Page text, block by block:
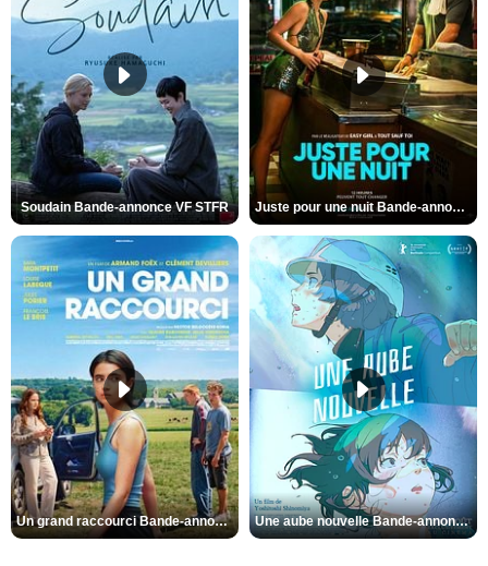
Soudain Bande-annonce VF STFR Juste pour une nuit Bande-annonce VO STFR
Un grand raccourci Bande-annonce VF Une aube nouvelle Bande-annonce VO STFR